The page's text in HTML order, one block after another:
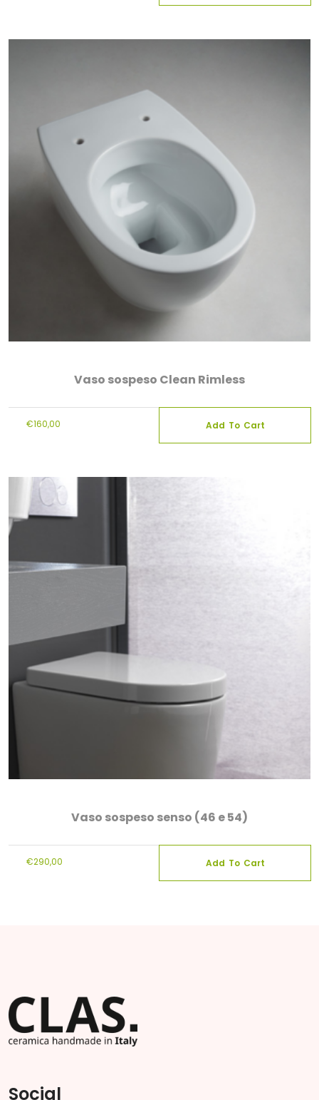
Vaso sospeso Clean Rimless
€160,00 Add To Cart
Vaso sospeso senso (46 e 54)
€290,00 Add To Cart
Questo
possono
essere
scelte
del
Social